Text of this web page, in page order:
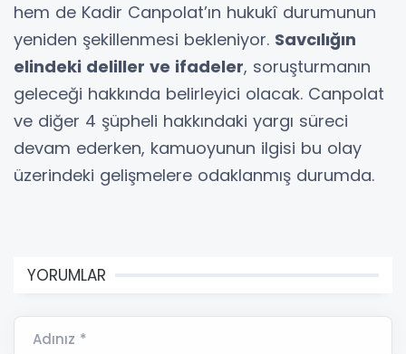
hem de Kadir Canpolat’ın hukukî durumunun
yeniden şekillenmesi bekleniyor. Savcılığın
elindeki deliller ve ifadeler, soruşturmanın
geleceği hakkında belirleyici olacak. Canpolat
ve diğer 4 şüpheli hakkındaki yargı süreci
devam ederken, kamuoyunun ilgisi bu olay
üzerindeki gelişmelere odaklanmış durumda.
YORUMLAR
Adınız *